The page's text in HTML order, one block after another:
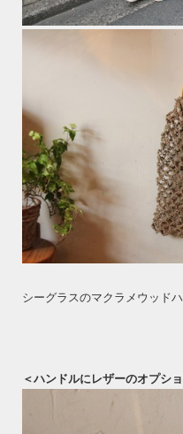
シーグラスのマクラメウッド
＜ハンドルにレザーのオプシ